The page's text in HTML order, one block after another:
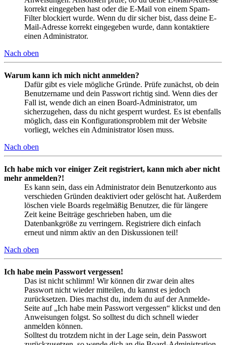
korrekt eingegeben hast oder die E-Mail von einem Spam-
Filter blockiert wurde. Wenn du dir sicher bist, dass deine E-
Mail-Adresse korrekt eingegeben wurde, dann kontaktiere
einen Administrator.
Nach oben
Warum kann ich mich nicht anmelden?
Dafür gibt es viele mögliche Gründe. Prüfe zunächst, ob dein
Benutzername und dein Passwort richtig sind. Wenn dies der
Fall ist, wende dich an einen Board-Administrator, um
sicherzugehen, dass du nicht gesperrt wurdest. Es ist ebenfalls
möglich, dass ein Konfigurationsproblem mit der Website
vorliegt, welches ein Administrator lösen muss.
Nach oben
Ich habe mich vor einiger Zeit registriert, kann mich aber nicht
mehr anmelden?!
Es kann sein, dass ein Administrator dein Benutzerkonto aus
verschieden Gründen deaktiviert oder gelöscht hat. Außerdem
löschen viele Boards regelmäßig Benutzer, die für längere
Zeit keine Beiträge geschrieben haben, um die
Datenbankgröße zu verringern. Registriere dich einfach
erneut und nimm aktiv an den Diskussionen teil!
Nach oben
Ich habe mein Passwort vergessen!
Das ist nicht schlimm! Wir können dir zwar dein altes
Passwort nicht wieder mitteilen, du kannst es jedoch
zurücksetzen. Dies machst du, indem du auf der Anmelde-
Seite auf „Ich habe mein Passwort vergessen“ klickst und den
Anweisungen folgst. So solltest du dich schnell wieder
anmelden können.
Solltest du trotzdem nicht in der Lage sein, dein Passwort